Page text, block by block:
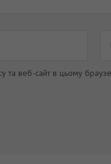
та веб-сайт в цьому